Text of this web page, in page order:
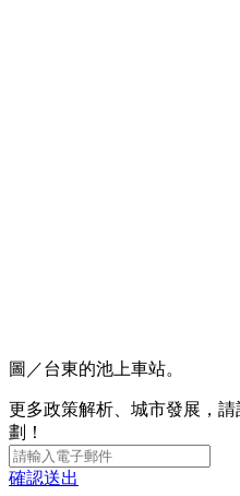
圖／台東的池上車站。
更多政策解析、城市發展，
劃！
確認送出